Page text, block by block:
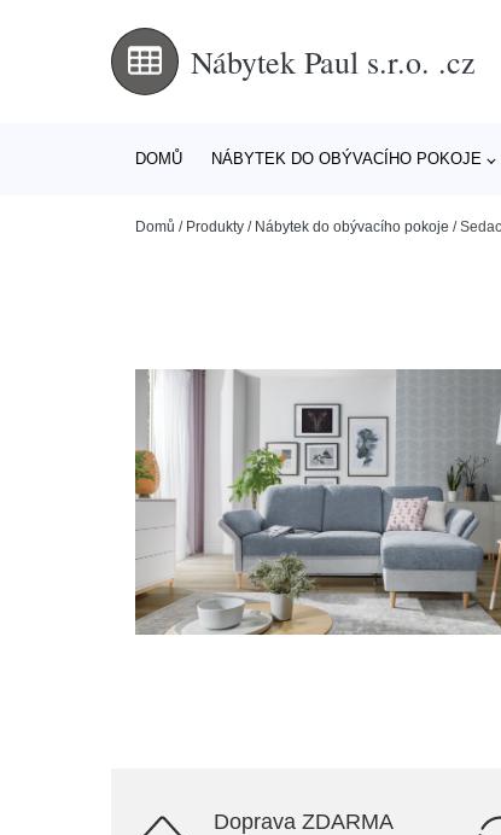
Nábytek Paul s.r.o. .cz
DOMŮ NÁBYTEK DO OBÝVACÍHO POKOJE
Domů / Produkty / Nábytek do obývacího pokoje /
Doprava ZDARMA